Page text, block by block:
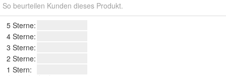
So beurteilen Kunden dieses Produkt.
5 Sterne:
4 Sterne:
3 Sterne:
2 Sterne:
1 Stern: